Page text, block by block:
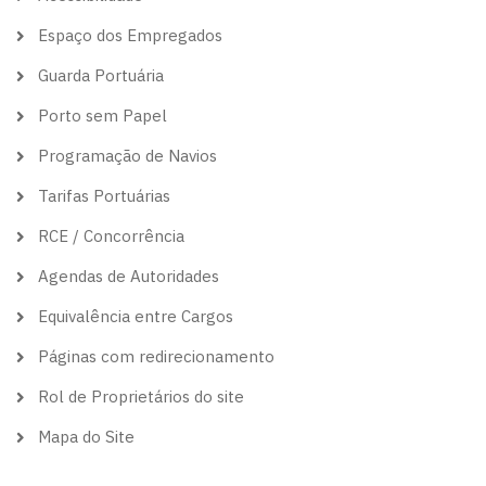
Espaço dos Empregados
Guarda Portuária
Porto sem Papel
Programação de Navios
Tarifas Portuárias
RCE / Concorrência
Agendas de Autoridades
Equivalência entre Cargos
Páginas com redirecionamento
Rol de Proprietários do site
Mapa do Site